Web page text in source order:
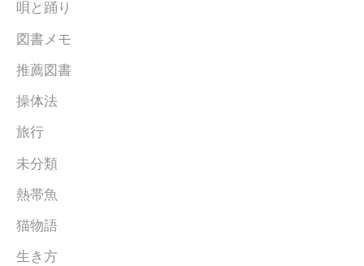
唄と踊り
図書メモ
推薦図書
操体法
旅行
未分類
熱帯魚
猫物語
生き方